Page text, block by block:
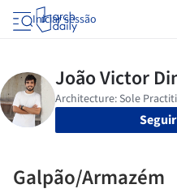
Iniciar sessão
Seguir
Galpão/Armazém